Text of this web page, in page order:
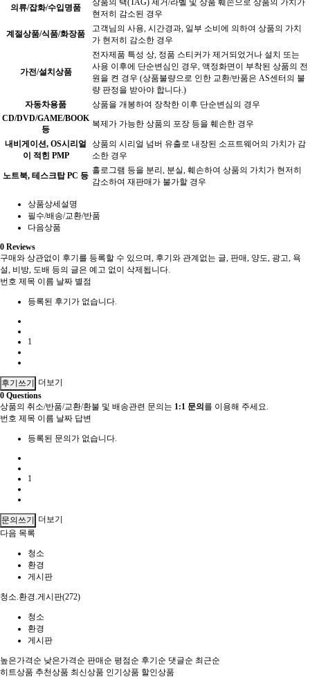
의류/잡화/수입명품
상품의 택(TAG) 제거/라벨 및 상품 훼손으로 상품의 가치가
현저히 감소된 경우
계절상품/식품/화장품
고객님의 사용, 시간경과, 일부 소비에 의하여 상품의 가치
가 현저히 감소한 경우
가전/설치상품
전자제품 특성 상, 정품 스티커가 제거되었거나 설치 또는
사용 이후에 단순변심인 경우, 액정화면이 부착된 상품의 전
원을 켠 경우 (상품불량으로 인한 교환/반품은 AS센터의 불
량 판정을 받아야 합니다.)
자동차용품
상품을 개봉하여 장착한 이후 단순변심의 경우
CD/DVD/GAME/BOOK
등
복제가 가능한 상품의 포장 등을 훼손한 경우
내비게이션, OS시리얼
이 적힌 PMP
상품의 시리얼 넘버 유출로 내장된 소프트웨어의 가치가 감
소한 경우
노트북, 테스크탑 PC 등
홀로그램 등을 분리, 분실, 훼손하여 상품의 가치가 현저히
감소하여 재판매가 불가할 경우
상품상세설명
필수/배송/교환/반품
다음상품
0 Reviews
구매와 상관없이 후기를 등록할 수 있으며, 후기와 관계없는 글, 판매, 양도, 광고, 욕
설, 비방, 도배 등의 글은 예고 없이 삭제됩니다.
번호 제목 이름 날짜 별점
등록된 후기가 없습니다.
1
후기쓰기
더보기
0 Questions
상품의 취소/반품/교환/환불 및 배송관련 문의는 1:1 문의 를 이용해 주세요.
번호 제목 이름 날짜 답변
등록된 문의가 없습니다.
1
문의쓰기
더보기
다음 목록
청소
환경
게시판
청소.환경.게시판(272)
청소
환경
게시판
높은가격순 낮은가격순 판매순 평점순 후기순 댓글순 최근순
히트상품 추천상품 최신상품 인기상품 할인상품